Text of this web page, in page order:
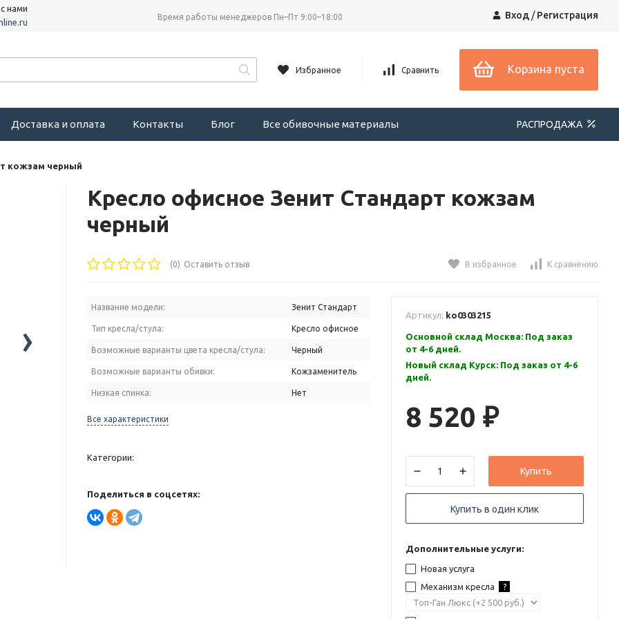
нами
Время работы менеджеров Пн–Пт 9:00–18:00 Вход/Регистрация
Избранное Сравнить Корзина пуста
Доставка и оплата Контакты Блог Все обивочные материалы РАСПРОДАЖА
кожзам черный
›
Кресло офисное Зенит Стандарт кожзам
черный
(0) Оставить отзыв В избранное К сравнению
Название модели: Зенит Стандарт
Тип кресла/стула: Кресло офисное
Возможные варианты цвета кресла/стула: Черный
Возможные варианты обивки: Кожзаменитель
Низкая спинка: Нет
Все характеристики
Категории:
Поделиться в соцсетях:
Артикул: ko0303215
Основной склад Москва: Под заказ
от 4-6 дней.
Новый склад Курск: Под заказ от 4-6
дней.
8 520 ₽
Купить
Купить в один клик
Дополнительные услуги:
Новая услуга
Механизм кресла
?